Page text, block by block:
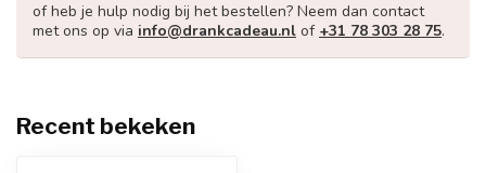
of heb je hulp nodig bij het bestellen? Neem dan contact
met ons op via info@drankcadeau.nl of +31 78 303 28 75.
Recent bekeken